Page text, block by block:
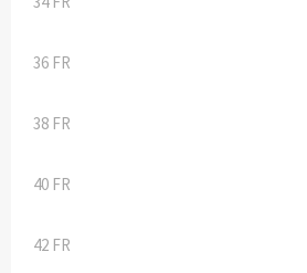
Kledingaccessoires
Ondergoed, Sokken en Nachtkleding
Vesten
36 FR
38 FR
40 FR
42 FR